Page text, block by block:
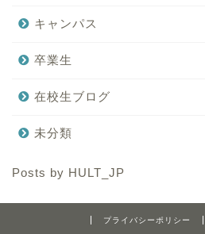
キャンパス
卒業生
在校生ブログ
未分類
Posts by HULT_JP
プライバシーポリシー